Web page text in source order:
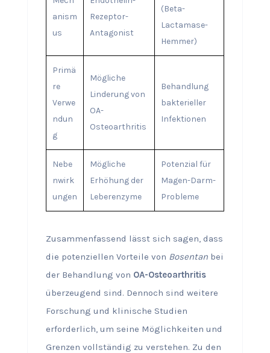
anism
us
Rezeptor-
Antagonist
(Beta-
Lactamase-
Hemmer)
Primä
re
Verwe
ndun
g
Mögliche
Linderung von
OA-
Osteoarthritis
Behandlung
bakterieller
Infektionen
Nebe
nwirk
ungen
Mögliche
Erhöhung der
Leberenzyme
Potenzial für
Magen-Darm-
Probleme
Zusammenfassend lässt sich sagen, dass
die potenziellen Vorteile von Bosentanbei
der Behandlung von OA-Osteoarthritis
überzeugend sind. Dennoch sind weitere
Forschung und klinische Studien
erforderlich, um seine Möglichkeiten und
Grenzen vollständig zu verstehen. Zu den